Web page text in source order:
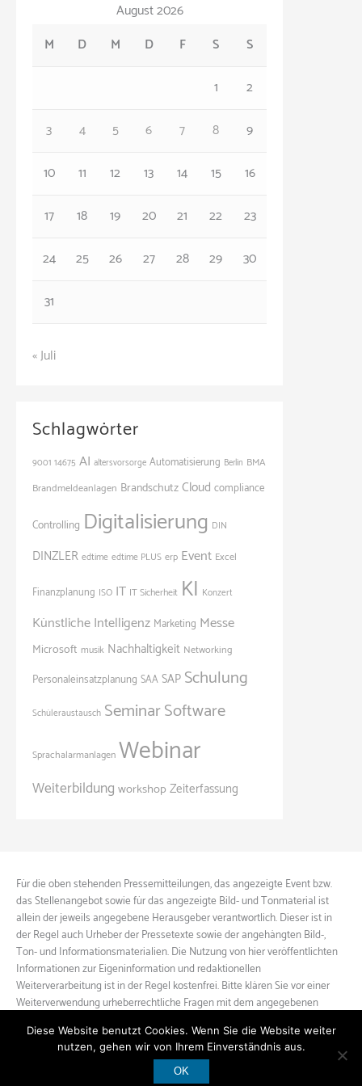
August 2026
M
D M D F S
S
1
2
3
4 5 6 7 8
9
10
11 12 13 14 15
16
17
18 19 20 21 22
23
24
25 26 27 28 29
30
31
« Juli
Schlagwörter
9001 14675 AI altersvorsorge Automatisierung Berlin BMA
Brandmeldeanlagen BrandschutzCloud compliance
Controlling Digitalisierung DIN
DINZLER edtime edtime PLUS erp Event Excel
Finanzplanung ISO IT IT Sicherheit KI Konzert
Künstliche Intelligenz Marketing Messe
Microsoft musik Nachhaltigkeit Networking
Personaleinsatzplanung SAASAP Schulung
Schüleraustausch SeminarSoftware
Sprachalarmanlagen Webinar
Weiterbildung workshop Zeiterfassung
Für die oben stehenden Pressemitteilungen, das angezeigte Event bzw.
das Stellenangebot sowie für das angezeigte Bild- und Tonmaterial ist
allein der jeweils angegebene Herausgeber verantwortlich. Dieser ist in
der Regel auch Urheber der Pressetexte sowie der angehängten Bild-,
Ton- und Informationsmaterialien. Die Nutzung von hier veröffentlichten
Informationen zur Eigeninformation und redaktionellen
Weiterverarbeitung ist in der Regel kostenfrei. Bitte klären Sie vor einer
Weiterverwendung urheberrechtliche Fragen mit dem angegebenen
Diese Website benutzt Cookies. Wenn Sie die Website weiter
nutzen, gehen wir von Ihrem Einverständnis aus.
OK